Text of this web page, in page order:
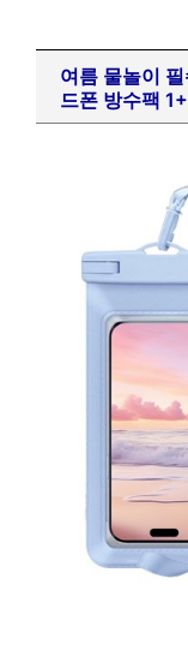
여름 물놀이
드폰 방수팩